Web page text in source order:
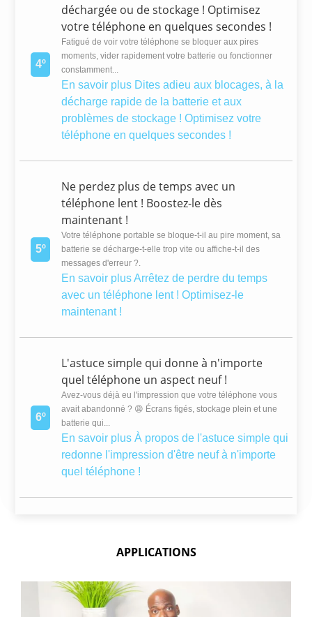
4º
déchargée ou de stockage ! Optimisez
votre téléphone en quelques secondes !
Fatigué de voir votre téléphone se bloquer aux pires
moments, vider rapidement votre batterie ou fonctionner
constamment...
En savoir plus Dites adieu aux blocages, à la
décharge rapide de la batterie et aux
problèmes de stockage ! Optimisez votre
téléphone en quelques secondes !
5º
Ne perdez plus de temps avec un
téléphone lent ! Boostez-le dès
maintenant !
Votre téléphone portable se bloque-t-il au pire moment, sa
batterie se décharge-t-elle trop vite ou affiche-t-il des
messages d'erreur ?.
En savoir plusArrêtez de perdre du temps
avec un téléphone lent ! Optimisez-le
maintenant !
6º
L'astuce simple qui donne à n'importe
quel téléphone un aspect neuf !
Avez-vous déjà eu l'impression que votre téléphone vous
avait abandonné ? 😩 Écrans figés, stockage plein et une
batterie qui...
En savoir plusÀ propos de l'astuce simple qui
redonne l'impression d'être neuf à n'importe
quel téléphone !
APPLICATIONS